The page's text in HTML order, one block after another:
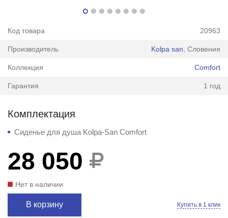
Код товара 20963
Производитель Kolpa san , Словения
Коллекция Comfort
Гарантия 1 год
Комплектация
Cиденье для душа Kolpa-San Comfort
28 050
Нет в наличии
В корзину Купить в 1 клик